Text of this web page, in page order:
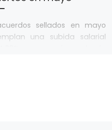
sellados en mayo
una subida salarial